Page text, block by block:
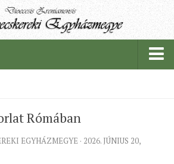
Rómában
EGYHÁZMEGYE · 2026. JÚNIUS 20,